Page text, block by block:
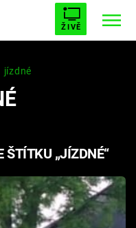
ŽIVĚ
UPÍRŮ
5
jízdné
ŠTÍTKU „JÍZDNÉ“